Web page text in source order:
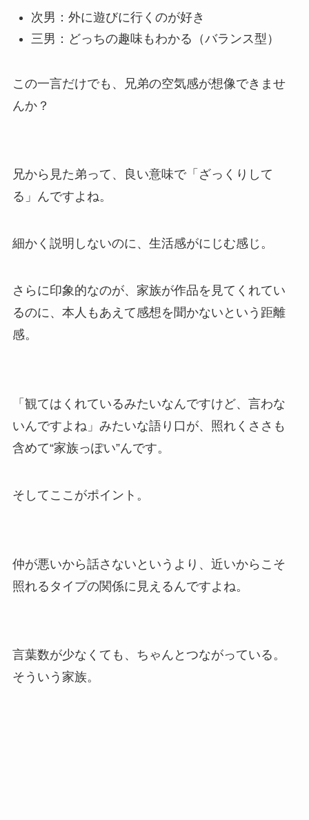
次男：外に遊びに行くのが好き
三男：どっちの趣味もわかる（バランス型）
この一言だけでも、兄弟の空気感が想像できませ
んか？
兄から見た弟って、良い意味で「ざっくりして
る」んですよね。
細かく説明しないのに、生活感がにじむ感じ。
さらに印象的なのが、家族が作品を見てくれてい
るのに、本人もあえて感想を聞かないという距離
感。
「観てはくれているみたいなんですけど、言わな
いんですよね」みたいな語り口が、照れくささも
含めて“家族っぽい”んです。
そしてここがポイント。
仲が悪いから話さないというより、近いからこそ
照れるタイプの関係に見えるんですよね。
言葉数が少なくても、ちゃんとつながっている。
そういう家族。